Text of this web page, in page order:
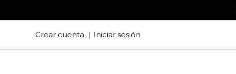
Crear cuenta Iniciar sesión